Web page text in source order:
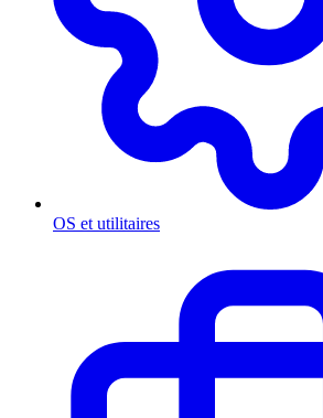
OS et utilitaires